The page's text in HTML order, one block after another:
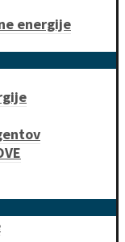
energije